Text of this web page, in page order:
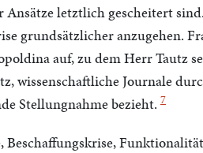
Ansätze letztlich gescheitert sind.
grundsätzlicher anzugehen.
auf, zu dem Herr Tautz
wissenschaftliche Journale
Stellungnahme bezieht. 7
Beschaffungskrise,